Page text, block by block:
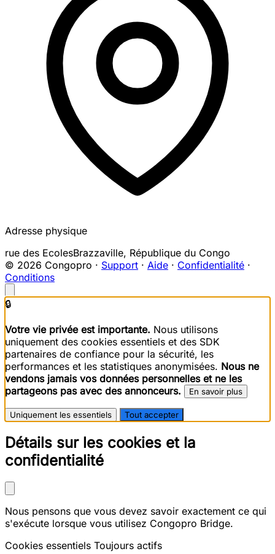
Adresse physique
rue des EcolesBrazzaville, République du Congo
© 2026 Congopro · Support · Aide · Confidentialité ·
Conditions
🔒
Votre vie privée est importante. Nous utilisons
uniquement des cookies essentiels et des SDK
partenaires de confiance pour la sécurité, les
performances et les statistiques anonymisées. Nous ne
vendons jamais vos données personnelles et ne les
partageons pas avec des annonceurs.
En savoir plus
Uniquement les essentiels Tout accepter
Détails sur les cookies et la
confidentialité
Nous pensons que vous devez savoir exactement ce qui
s'exécute lorsque vous utilisez Congopro Bridge.
Cookies essentiels Toujours actifs